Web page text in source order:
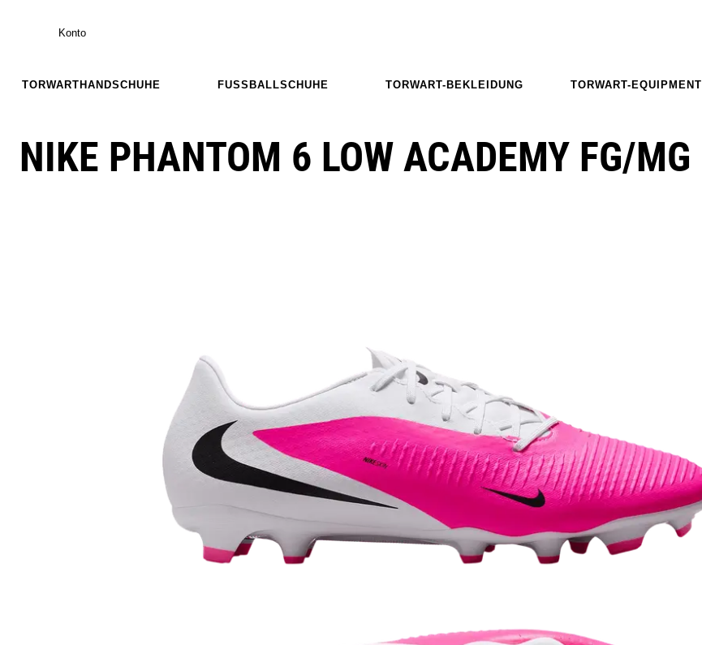
Konto
TORWARTHANDSCHUHE FUSSBALLSCHUHE TORWART-BEKLEIDUNG TORWART-EQUIPMENT
NIKE PHANTOM 6 LOW ACADEMY FG/MG